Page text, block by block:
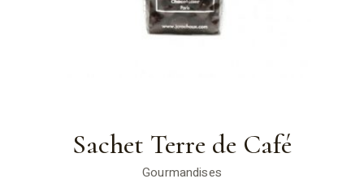
Sachet Terre de Café
Gourmandises